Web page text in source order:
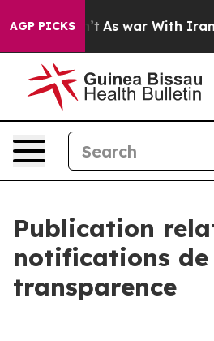
AGP PICKS
Didn’t As war With Iran
Publication
notifications de
transparence